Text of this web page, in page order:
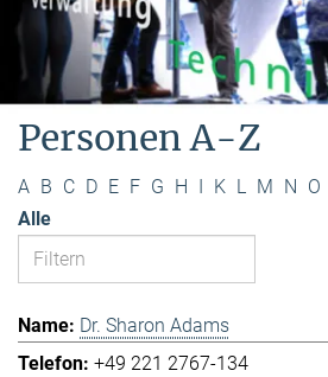
Personen A-Z
A B C D E F G H I K L M N O
Alle
Dr. Sharon Adams
+49 221 2767-134